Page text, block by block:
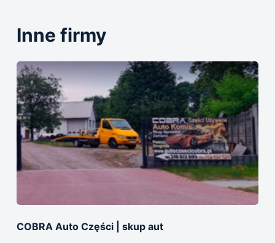
Inne firmy
COBRA Auto Części | skup aut